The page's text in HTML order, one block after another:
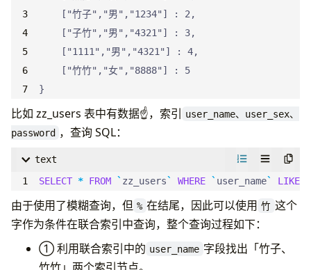
}
比如 zz_users 表中有数据☝️，索引 user_name、user_sex、
password ，查询 SQL：
text
SELECT * FROM ` zz_users` WHERE ` user_name` LIKE
由于使用了模糊查询，但 % 在结尾，因此可以使用 竹 这个
字作为条件在联合索引中查询，整个查询过程如下：
① 利用联合索引中的 user_name 字段找出「竹子、
竹竹」两个索引节点。